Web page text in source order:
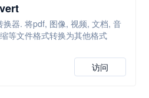
换器. 将pdf, 图像, 视频, 文档, 音
等文件格式转换为其他格式
访问